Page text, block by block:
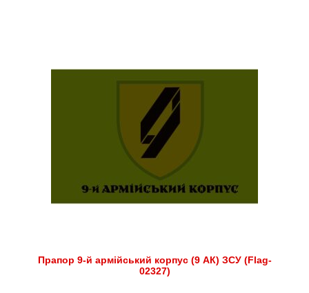
Прапор 9-й армійський корпус (9 АК) ЗСУ (Flag-
02327)